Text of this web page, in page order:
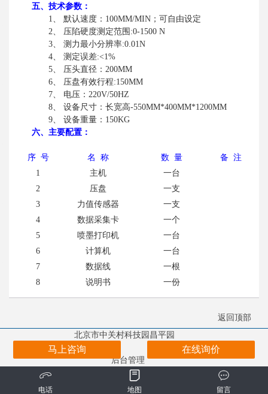
五、技术参数：
1、 默认速度：100MM/MIN；可自由设定
2、 压陷硬度测定范围:0-1500 N
3、 测力最小分辨率:0.01N
4、 测定误差:<1%
5、 压头直径：200MM
6、 压盘有效行程:150MM
7、 电压：220V/50HZ
8、 设备尺寸：长宽高-550MM*400MM*1200MM
9、 设备重量：150KG
六、主要配置：
序 号 名 称 数 量
备 注
1
主机
一台
2
压盘
一支
3
力值传感器
一支
4
数据采集卡
一个
5
喷墨打印机
一台
6
计算机
一台
7
数据线
一根
8
说明书 一份
马上咨询 在线询价
返回顶部
北京市中关村科技园昌平园
copyright ©2019
13911152701
后台管理
电话 地图 留言